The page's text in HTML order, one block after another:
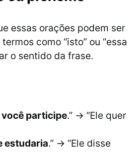
essas orações podem ser
como “isto” ou “essa
o sentido da frase.
você participe.” → “Ele quer
estudaria.” → “Ele disse